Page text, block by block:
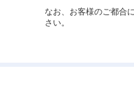
なお、お客様のご都合
さい。